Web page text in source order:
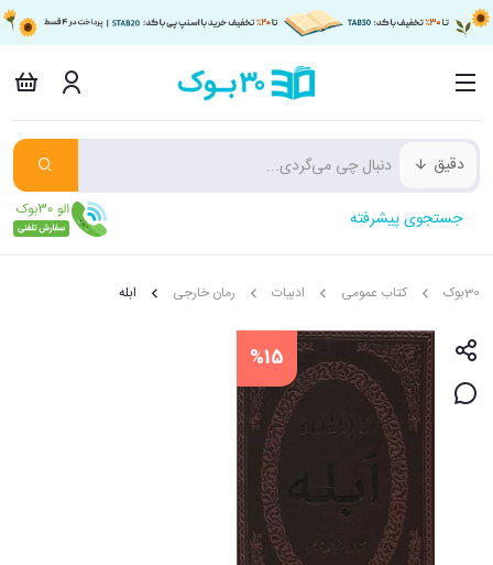
دقیق
جستجوی پیشرفته
30بوک کتاب عمومی ادبیات رمان خارجی ابله
%15